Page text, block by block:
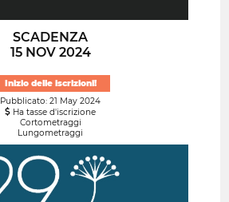
SCADENZA
15 NOV 2024
Inizio delle iscrizioni!
Pubblicato: 21 May 2024
Ha tasse d'iscrizione
Cortometraggi
Lungometraggi